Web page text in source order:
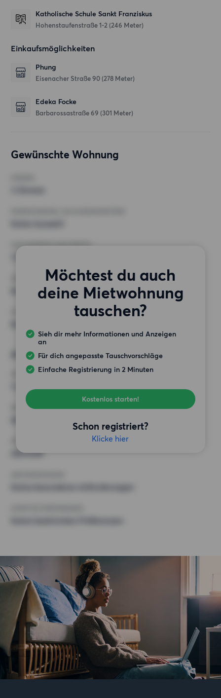
Katholische Schule Sankt Franziskus
Hohenstaufenstraße 1-2 (246 Meter)
Einkaufsmöglichkeiten
Phung
Eisenacher Straße 90 (278 Meter)
Edeka Focke
Barbarossastraße 69 (301 Meter)
Gewünschte Wohnung
Möchtest du auch
deine Mietwohnung
tauschen?
Sieh dir mehr Informationen und Anzeigen
an
Für dich angepasste Tauschvorschläge
Einfache Registrierung in 2 Minuten
Kostenlos starten!
Schon registriert?
Klicke hier
HÖCHSTMIETE (KALTMIETE)
ANFORDERUNGEN
Keine besonderen Anforderungen
SONSTIGE PRÄFERENZEN
Alternative Wünsche
ZIMMER
MINDESTANZAHL AN QUADRATMETERN
400 EUR